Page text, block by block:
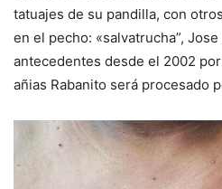
tatuajes de su pandilla, con
en el pecho: «salvatrucha”,
antecedentes desde el 2002
añias Rabanito será procesado